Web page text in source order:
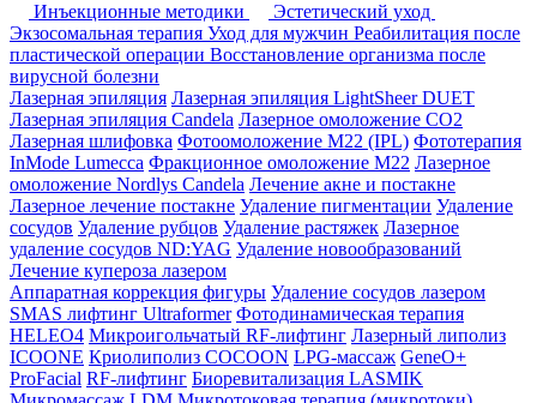
Инъекционные методики
Эстетический уход
Экзосомальная терапия Уход для мужчин Реабилитация после
пластической операции Восстановление организма после
вирусной болезни
Лазерная эпиляция Лазерная эпиляция LightSheer DUET
Лазерная эпиляция Candela Лазерное омоложение СО2
Лазерная шлифовка Фотоомоложение M22 (IPL) Фототерапия
InMode Lumecca Фракционное омоложение M22 Лазерное
омоложение Nordlys Candela Лечение акне и постакне
Лазерное лечение постакне Удаление пигментации Удаление
сосудов Удаление рубцов Удаление растяжек Лазерное
удаление сосудов ND:YAG Удаление новообразований
Лечение купероза лазером
Аппаратная коррекция фигуры Удаление сосудов лазером
SMAS лифтинг Ultraformer Фотодинамическая терапия
HELEO4 Микроигольчатый RF-лифтинг Лазерный липолиз
ICOONE Криолиполиз COCOON LPG-массаж GeneO+
ProFacial RF-лифтинг Биоревитализация LASMIK